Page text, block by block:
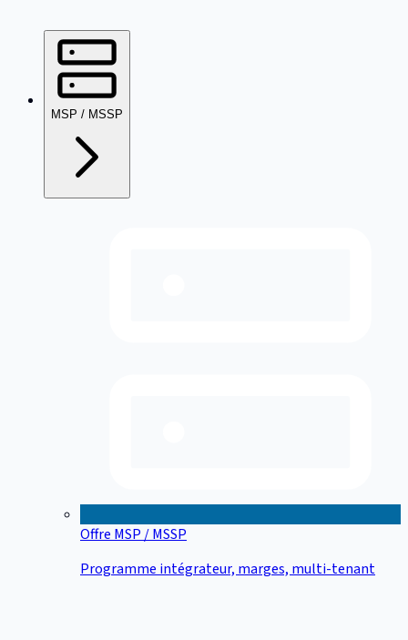
MSP / MSSP
Offre MSP / MSSP
Programme intégrateur, marges, multi-tenant